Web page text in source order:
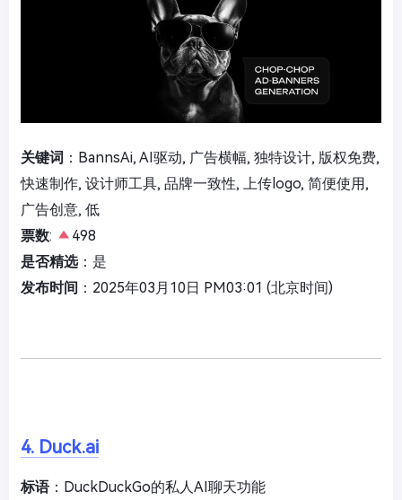
关键词 ：BannsAi, AI驱动, 广告横幅, 独特设计, 版权免费,
快速制作, 设计师工具, 品牌一致性, 上传logo, 简便使用,
广告创意, 低
票数:
498
是否精选：是
发布时间 ：2025年03月10日 PM03:01 (北京时间)
4. Duck.ai
标语：DuckDuckGo的私人AI聊天功能